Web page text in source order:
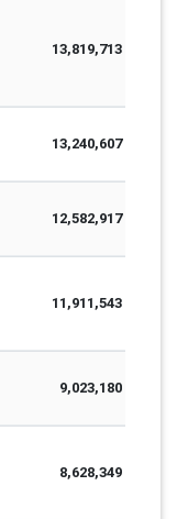
13,819,713
13,240,607
12,582,917
11,911,543
9,023,180
8,628,349